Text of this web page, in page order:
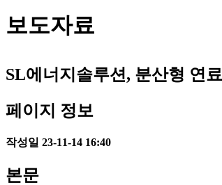
보도자료
SL에너지솔루션, 분산형 연
페이지 정보
작성일 23-11-14 16:40
본문